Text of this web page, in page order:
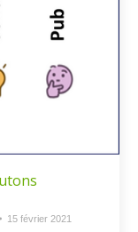
15 février 2021